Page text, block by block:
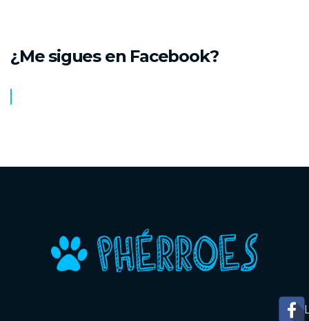
¿Me sigues en Facebook?